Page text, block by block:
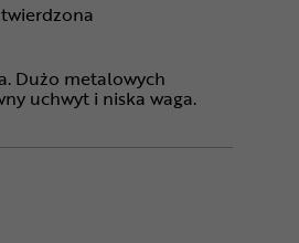
Dużo metalowych
uchwyt i niska waga.